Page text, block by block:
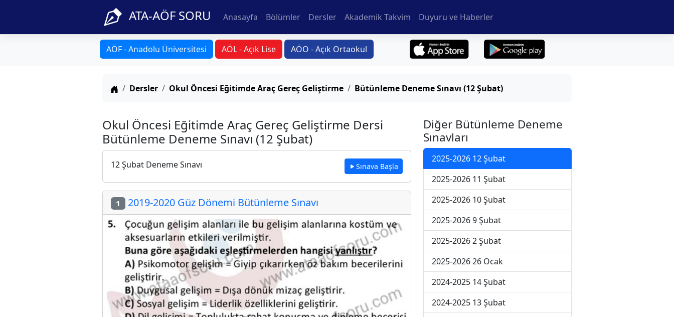
ATA-AÖF SORU Anasayfa Bölümler Dersler Akademik Takvim Duyuru ve Haberler
AÖF - Anadolu Üniversitesi AÖL - Açık Lise AÖO - Açık Ortaokul
Anasayfa
Dersler Okul Öncesi Eğitimde Araç Gereç Geliştirme Bütünleme Deneme Sınavı (12 Şubat)
Okul Öncesi Eğitimde Araç Gereç Geliştirme Dersi
Bütünleme Deneme Sınavı (12 Şubat)
12 Şubat Deneme Sınavı Sınava Başla
1 2019-2020 Güz Dönemi Bütünleme Sınavı
Diğer Bütünleme Deneme
Sınavları
2025-2026 12 Şubat
2025-2026 11 Şubat
2025-2026 10 Şubat
2025-2026 9 Şubat
2025-2026 2 Şubat
2025-2026 26 Ocak
2024-2025 14 Şubat
2024-2025 13 Şubat